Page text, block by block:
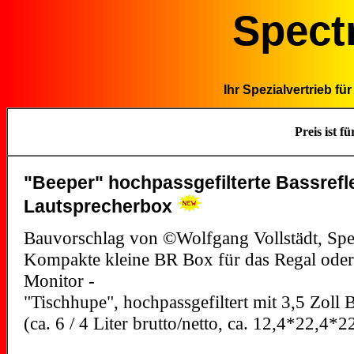
Ihr Spezialvertrieb
Preis ist
"Beeper" hochpassgefilterte
Lautsprecherbox
Bauvorschlag von ©Wolfgang Vollstädt,
Kompakte kleine BR Box für das Regal
Monitor -
"Tischhupe", hochpassgefiltert mit 3,5 Zoll
(ca. 6 / 4 Liter brutto/netto, ca.